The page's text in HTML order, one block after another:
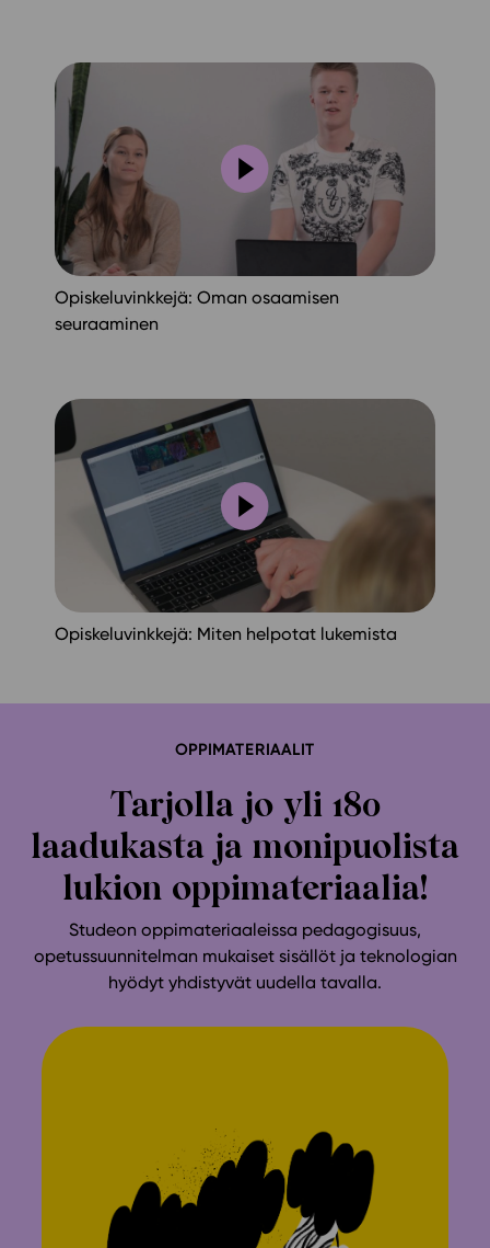
Opiskeluvinkkejä: Oman osaamisen
seuraaminen
Opiskeluvinkkejä: Miten helpotat lukemista
OPPIMATERIAALIT
Tarjolla jo yli 180
laadukasta ja monipuolista
lukion oppimateriaalia!
Studeon oppimateriaaleissa pedagogisuus,
opetussuunnitelman mukaiset sisällöt ja teknologian
hyödyt yhdistyvät uudella tavalla.